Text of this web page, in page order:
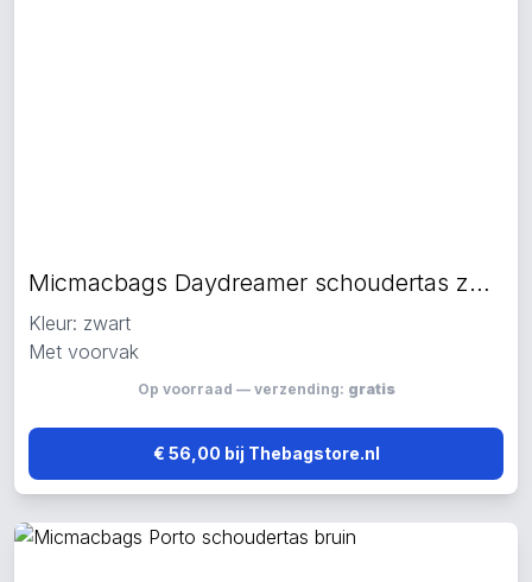
Micmacbags Daydreamer schoudertas zwart
Kleur: zwart
Met voorvak
Op voorraad — verzending: gratis
€ 56,00 bij Thebagstore.nl